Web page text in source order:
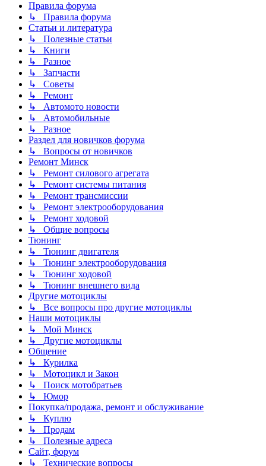
Правила форума
↳ Правила форума
Статьи и литература
↳ Полезные статьи
↳ Книги
↳ Разное
↳ Запчасти
↳ Советы
↳ Ремонт
↳ Автомото новости
↳ Автомобильные
↳ Разное
Раздел для новичков форума
↳ Вопросы от новичков
Ремонт Минск
↳ Ремонт силового агрегата
↳ Ремонт системы питания
↳ Ремонт трансмиссии
↳ Ремонт электрооборудования
↳ Ремонт ходовой
↳ Общие вопросы
Тюнинг
↳ Тюнинг двигателя
↳ Тюнинг электрооборудования
↳ Тюнинг ходовой
↳ Тюнинг внешнего вида
Другие мотоциклы
↳ Все вопросы про другие мотоциклы
Наши мотоциклы
↳ Мой Минск
↳ Другие мотоциклы
Общение
↳ Курилка
↳ Мотоцикл и Закон
↳ Поиск мотобратьев
↳ Юмор
Покупка/продажа, ремонт и обслуживание
↳ Куплю
↳ Продам
↳ Полезные адреса
Сайт, форум
↳ Технические вопросы